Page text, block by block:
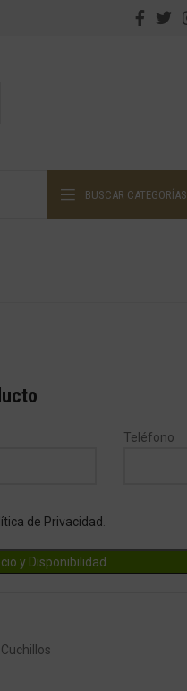
BUSCAR CATEGORÍAS
Teléfono
de Privacidad
Cuchillos